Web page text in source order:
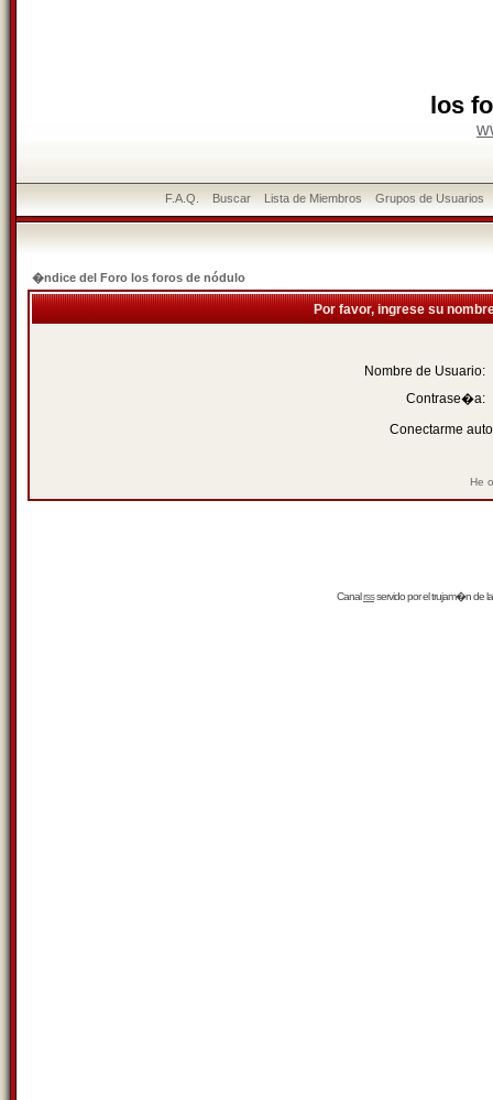
los
F.A.Q. Buscar Lista de Miembros Grupos de Usuarios
�ndice del Foro los foros de nódulo
Por favor, ingrese su
Nombre de Usuario:
Contrase�a:
Conectarme
He
Canalrssservido por eltrujam�nde